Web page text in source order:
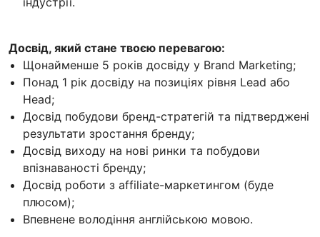
Досвід, який стане твоєю перевагою:
Щонайменше 5 років досвіду у Brand Marketing;
Понад 1 рік досвіду на позиціях рівня Lead або
Head;
Досвід побудови бренд-стратегій та підтверджені
результати зростання бренду;
Досвід виходу на нові ринки та побудови
впізнаваності бренду;
Досвід роботи з affiliate-маркетингом (буде
плюсом);
Впевнене володіння англійською мовою.